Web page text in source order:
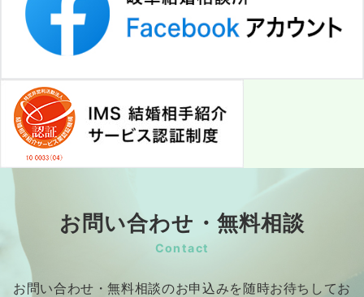
お問い合わせ・無料相談
Contact
お問い合わせ・無料相談のお申込みを随時お待ちしてお